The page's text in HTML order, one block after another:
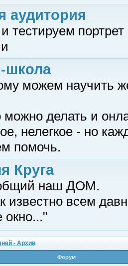
аудитория
тестируем
школа
можем научить
можно делать и
нелегкое - но
помочь.
Круга
наш ДОМ.
известно всем
окно..."
- Архив
Форум